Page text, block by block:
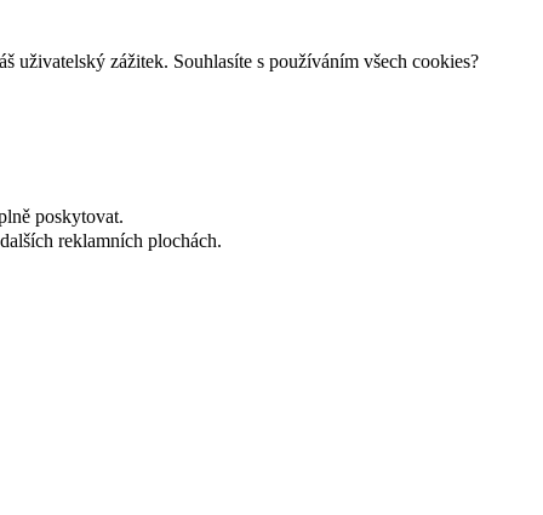
uživatelský zážitek. Souhlasíte s používáním všech cookies?
poskytovat.
reklamních plochách.